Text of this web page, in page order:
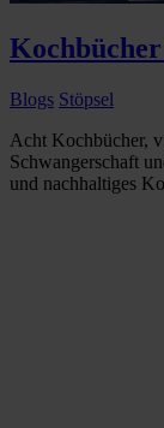
Blogs Stöpsel
Acht Kochbücher,
Schwangerschaft
und nachhaltiges